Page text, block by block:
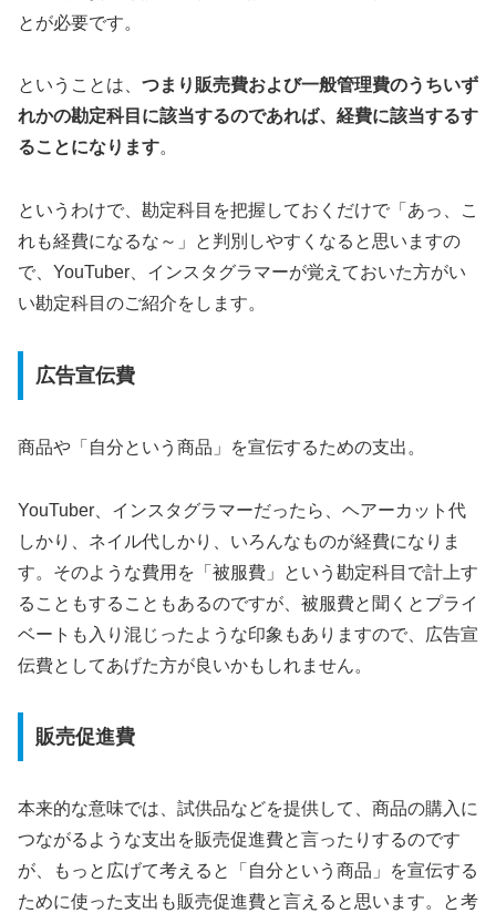
とが必要です。
ということは、 つまり販売費および一般管理費のうちいず
れかの勘定科目に該当するのであれば、経費に該当するす
ることになります。
というわけで、勘定科目を把握しておくだけで「あっ、こ
れも経費になるな～」と判別しやすくなると思いますの
で、YouTuber、インスタグラマーが覚えておいた方がい
い勘定科目のご紹介をします。
広告宣伝費
商品や「自分という商品」を宣伝するための支出。
YouTuber、インスタグラマーだったら、ヘアーカット代
しかり、ネイル代しかり、いろんなものが経費になりま
す。そのような費用を「被服費」という勘定科目で計上す
ることもすることもあるのですが、被服費と聞くとプライ
ベートも入り混じったような印象もありますので、広告宣
伝費としてあげた方が良いかもしれません。
販売促進費
本来的な意味では、試供品などを提供して、商品の購入に
つながるような支出を販売促進費と言ったりするのです
が、もっと広げて考えると「自分という商品」を宣伝する
ために使った支出も販売促進費と言えると思います。と考